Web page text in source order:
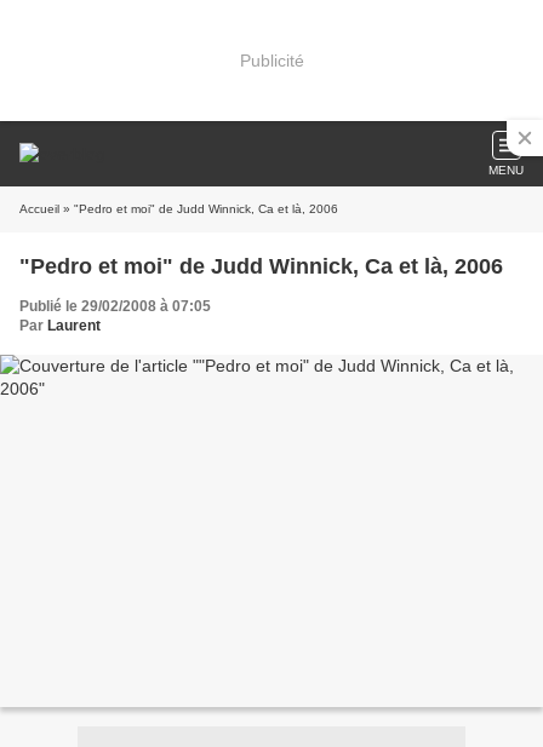
Publicité
MENU
Accueil » "Pedro et moi" de Judd Winnick, Ca et là, 2006
"Pedro et moi" de Judd Winnick, Ca et là, 2006
Publié le 29/02/2008 à 07:05
Par Laurent